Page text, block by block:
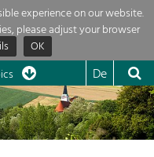
experience on our website.
please adjust your browser
OK Klima
De


diverse. Which is why we
topics here. For more
all projects in this context.